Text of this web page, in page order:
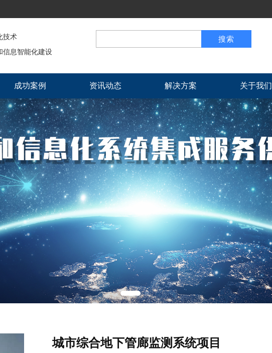
技术
信息智能化建设
成功案例 资讯动态 解决方案 关于我们
城市综合地下管廊监测系统项目